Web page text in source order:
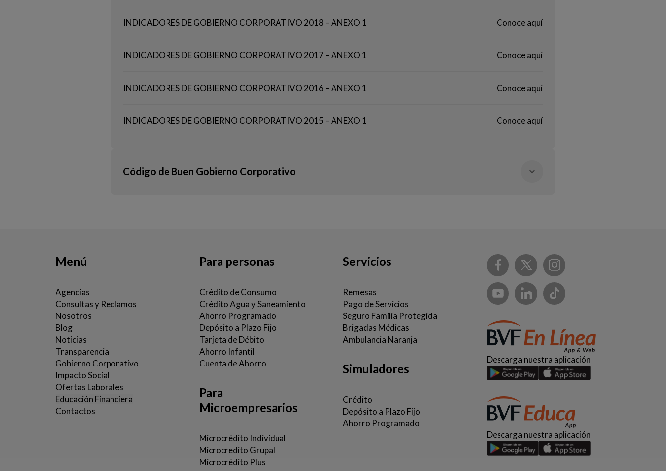
INDICADORES DE GOBIERNO CORPORATIVO 2018 – ANEXO 1 Conoce aquí
INDICADORES DE GOBIERNO CORPORATIVO 2017 – ANEXO 1 Conoce aquí
INDICADORES DE GOBIERNO CORPORATIVO 2016 – ANEXO 1 Conoce aquí
INDICADORES DE GOBIERNO CORPORATIVO 2015 – ANEXO 1 Conoce aquí
Código de Buen Gobierno Corporativo
Menú
Agencias
Consultas y Reclamos
Nosotros
Blog
Noticias
Transparencia
Gobierno Corporativo
Impacto Social
Ofertas Laborales
Educación Financiera
Contactos
Para personas
Crédito de Consumo
Crédito Agua y Saneamiento
Ahorro Programado
Depósito a Plazo Fijo
Tarjeta de Débito
Ahorro Infantil
Cuenta de Ahorro
Para
Microempresarios
Microcrédito Individual
Microcredito Grupal
Microcrédito Plus
Servicios
Remesas
Pago de Servicios
Seguro Familia Protegida
Brigadas Médicas
Ambulancia Naranja
Simuladores
Crédito
Depósito a Plazo Fijo
Ahorro Programado
Descarga nuestra aplicación
Descarga nuestra aplicación